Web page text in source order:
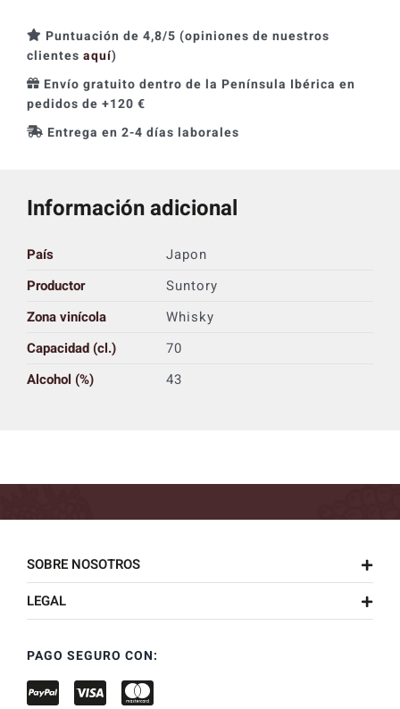
Puntuación de 4,8/5 (opiniones de nuestros
clientes aquí)
Envío gratuito dentro de la Península Ibérica en
pedidos de +120 €
Entrega en 2-4 días laborales
Información adicional
País
Japon
Productor
Suntory
Zona vinícola
Whisky
Capacidad (cl.)
70
Alcohol (%)
43
SOBRE NOSOTROS
LEGAL
PAGO SEGURO CON: